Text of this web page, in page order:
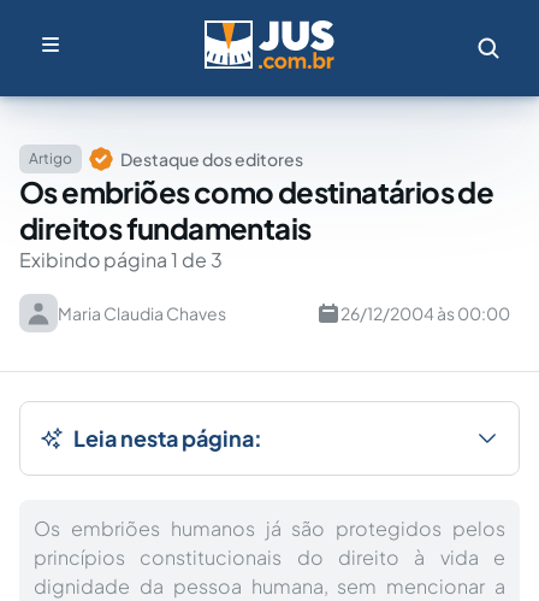
Artigo Destaque dos editores
Os embriões como destinatários de
direitos fundamentais
Exibindo página 1 de 3
Maria Claudia Chaves 26/12/2004 às 00:00
Leia nesta página:
Os embriões humanos já são protegidos pelos
princípios constitucionais do direito à vida e
dignidade da pessoa humana, sem mencionar a